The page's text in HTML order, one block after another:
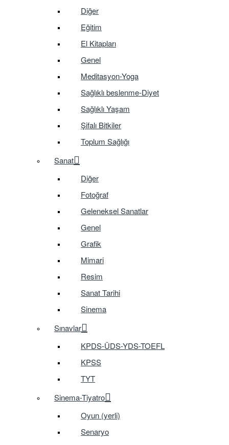
Diğer
Eğitim
El Kitapları
Genel
Meditasyon-Yoga
Sağlıklı beslenme-Diyet
Sağlıklı Yaşam
Şifalı Bitkiler
Toplum Sağlığı
Sanat
Diğer
Fotoğraf
Geleneksel Sanatlar
Genel
Grafik
Mimari
Resim
Sanat Tarihi
Sinema
Sınavlar
KPDS-ÜDS-YDS-TOEFL
KPSS
TYT
Sinema-Tiyatro
Oyun (yerli)
Senaryo